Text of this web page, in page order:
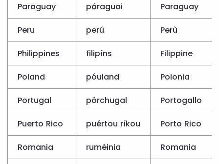
Paraguay páraguai Paraguay
Peru perú Perù
Philippines filipíns Filippine
Poland póuland Polonia
Portugal pórchugal Portogallo
Puerto Rico puértou ríkou Porto Rico
Romania ruméinia Romania